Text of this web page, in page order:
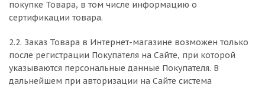
покупке Товара, в том числе информацию о
сертификации товара.
2.2. Заказ Товара в Интернет-магазине возможен только
после регистрации Покупателя на Сайте, при которой
указываются персональные данные Покупателя. В
дальнейшем при авторизации на Сайте система